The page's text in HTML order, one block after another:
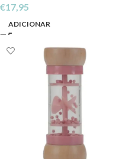
€17,95
ADICIONAR